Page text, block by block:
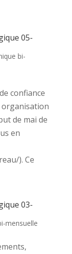
05-
bi-
confiance
organisation
de mai de
en
). Ce
03-
mensuelle